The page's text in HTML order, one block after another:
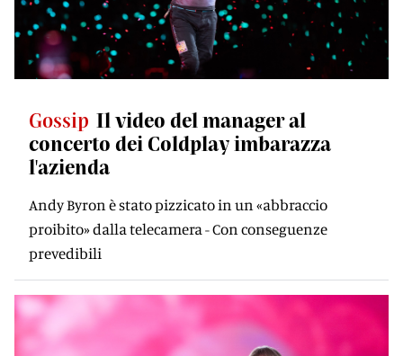
Gossip Il video del manager al
concerto dei Coldplay imbarazza
l'azienda
Andy Byron è stato pizzicato in un «abbraccio
proibito» dalla telecamera - Con conseguenze
prevedibili